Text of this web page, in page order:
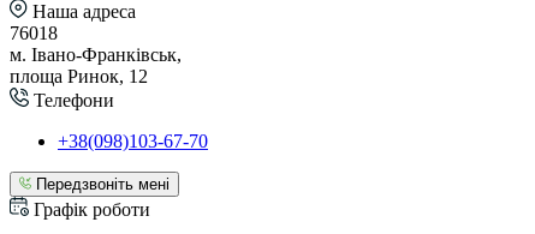
Наша адреса
76018
м. Івано-Франківськ,
площа Ринок, 12
Телефони
+38(098)103-67-70
Передзвоніть мені
Графік роботи